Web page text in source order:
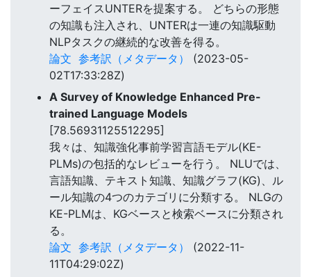
ーフェイスUNTERを提案する。 どちらの形態
の知識も注入され、UNTERは一連の知識駆動
NLPタスクの継続的な改善を得る。
論文 参考訳（メタデータ）
(2023-05-
02T17:33:28Z)
A Survey of Knowledge Enhanced Pre-
trained Language Models
[78.56931125512295]
我々は、知識強化事前学習言語モデル(KE-
PLMs)の包括的なレビューを行う。 NLUでは、
言語知識、テキスト知識、知識グラフ(KG)、ル
ール知識の4つのカテゴリに分類する。 NLGの
KE-PLMは、KGベースと検索ベースに分類され
る。
論文 参考訳（メタデータ）
(2022-11-
11T04:29:02Z)